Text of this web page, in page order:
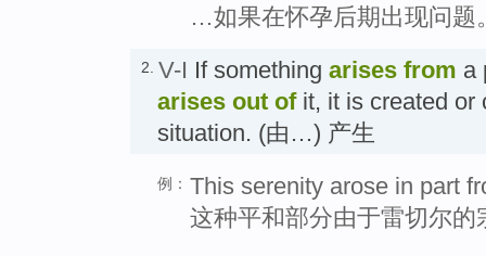
…如果在怀孕后期出现问题
2. V-I If something arises from a
arises out ofit, it is created or
situation. (由…) 产生
例： This serenity arose in part
这种平和部分由于雷切尔的